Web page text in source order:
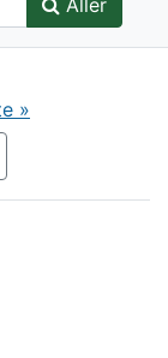
Aller
»